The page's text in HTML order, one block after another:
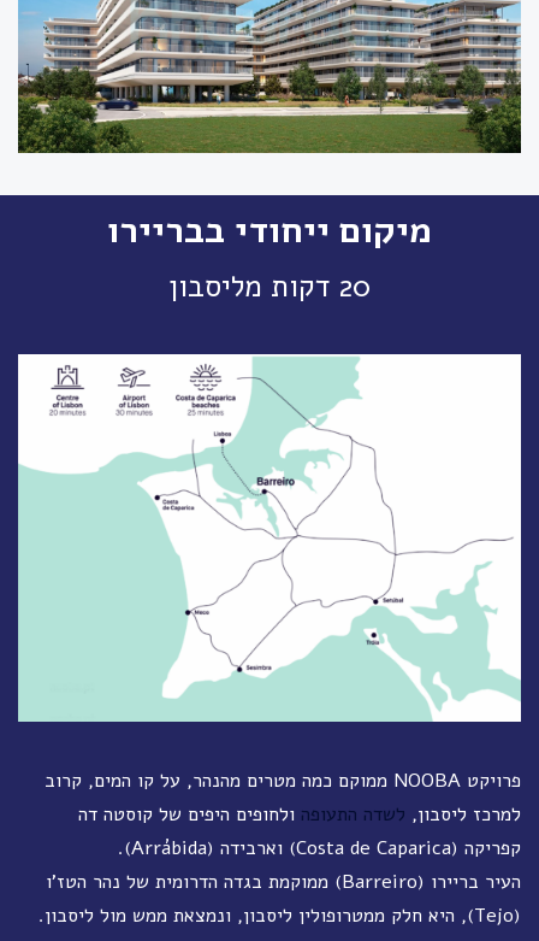
מיקום ייחודי בבריירו
20 דקות מליסבון
פרויקט NOOBA ממוקם כמה מטרים מהנהר, על קו המים, קרוב
למרכז ליסבון, לשדה התעופה ולחופים היפים של קוסטה דה
קפריקה (Costa de Caparica) וארבידה (Arrábida).
העיר בריירו (Barreiro) ממוקמת בגדה הדרומית של נהר הטז'ו
(Tejo), היא חלק ממטרופולין ליסבון, ונמצאת ממש מול ליסבון.